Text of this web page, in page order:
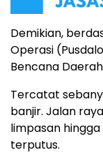
Demikian,
Operasi
Bencana
Tercatat
banjir. Jalan
limpasan
terputus.